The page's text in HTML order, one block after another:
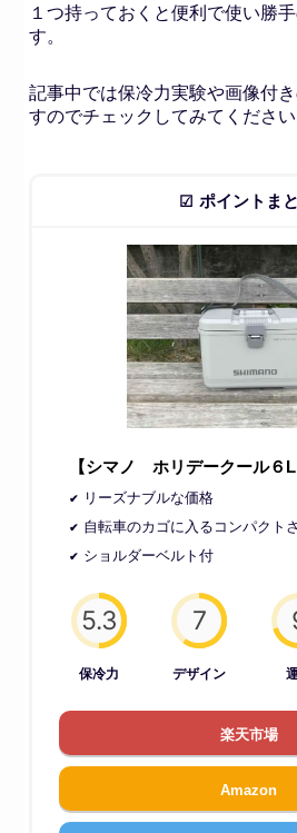
１つ持っておくと便利で使い勝
す。
記事中では保冷力実験や画像付
すのでチェックしてみてください
ポイントま
【シマノ ホリデークール６L
リーズナブルな価格
自転車のカゴに入るコンパクトさ
ショルダーベルト付
5.3
保冷力
7
デザイン
楽天市場
Amazon